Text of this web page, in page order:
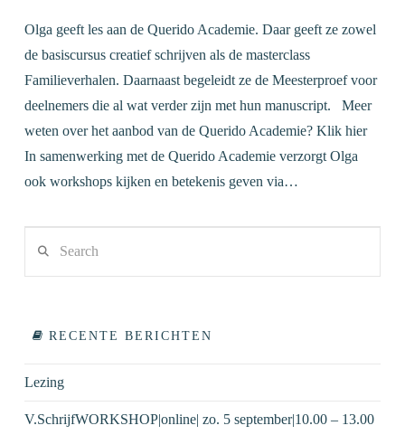
Olga geeft les aan de Querido Academie. Daar geeft ze zowel
de basiscursus creatief schrijven als de masterclass
Familieverhalen. Daarnaast begeleidt ze de Meesterproef voor
deelnemers die al wat verder zijn met hun manuscript. Meer
weten over het aanbod van de Querido Academie? Klik hier
In samenwerking met de Querido Academie verzorgt Olga
ook workshops kijken en betekenis geven via…
RECENTE BERICHTEN
Lezing
V.SchrijfWORKSHOP|online| zo. 5 september|10.00 – 13.00